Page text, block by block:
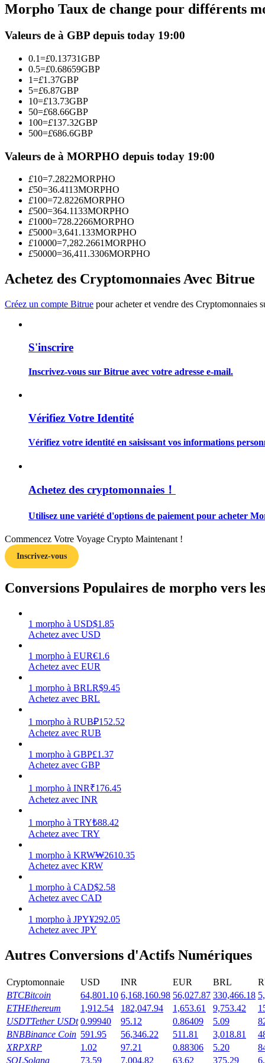
Futures utilisant l'USDC comme garantie
Copie de Trading
Rejoignez les meilleurs traders
Devenez un trader de copie
Information
Analyse de mégadonnées, y compris des informations
Guide
Stratégies de trading
Apprenez à rester rentable
Gagner
Gagnez quotidiennement des récompenses compétitives
Morpho Taux de change pour différents
Valeurs de à GBP depuis today 19:00
0.1=£0.13731GBP
0.5=£0.68659GBP
1=£1.37GBP
5=£6.87GBP
10=£13.73GBP
50=£68.66GBP
100=£137.32GBP
500=£686.6GBP
Valeurs de à MORPHO depuis today 19:00
£10=7.2822MORPHO
£50=36.4113MORPHO
£100=72.8226MORPHO
£500=364.1133MORPHO
£1000=728.2266MORPHO
£5000=3,641.133MORPHO
£10000=7,282.2661MORPHO
£50000=36,411.3306MORPHO
Achetez des Cryptomonnaies Avec Bitrue
Créez un compte Bitrue pour acheter et vendre des Cryptomonnaies
S'inscrire
Inscrivez-vous sur Bitrue avec votre adresse e-mail.
Vérifiez Votre Identité
Vérifiez votre identité en saisissant vos informations
Achetez des cryptomonnaies！
Utilisez une variété d'options de paiement pour acheter
Commencez Votre Voyage Crypto Maintenant !
Inscrivez-vous
Conversions Populaires de morpho vers
1 morpho à USD$1.85
Achetez avec USD
1 morpho à EUR€1.6
Achetez avec EUR
1 morpho à BRLR$9.45
Achetez avec BRL
1 morpho à RUB₽152.52
Achetez avec RUB
1 morpho à GBP£1.37
Achetez avec GBP
1 morpho à INR₹176.45
Achetez avec INR
1 morpho à TRY₺88.42
Achetez avec TRY
1 morpho à KRW₩2610.35
Achetez avec KRW
1 morpho à CAD$2.58
Achetez avec CAD
1 morpho à JPY¥292.05
Achetez avec JPY
Autres Conversions d'Actifs Numériques
Cryptomonnaie USD INR EUR BRL
BTCBitcoin 64,801.10 6,168,160.98 56,027.87 330,466.18
ETHEthereum 1,912.54 182,047.94 1,653.61 9,753.42
USDTTether USDt 0.99940 95.12 0.86409 5.09
BNBBinance Coin 591.95 56,346.22 511.81 3,018.81
XRPXRP 1.02 97.21 0.88306 5.20
SOLSolana 73.59 7,004.82 63.62 375.29